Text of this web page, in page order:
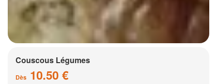
Couscous Légumes
Dès 10.50 €